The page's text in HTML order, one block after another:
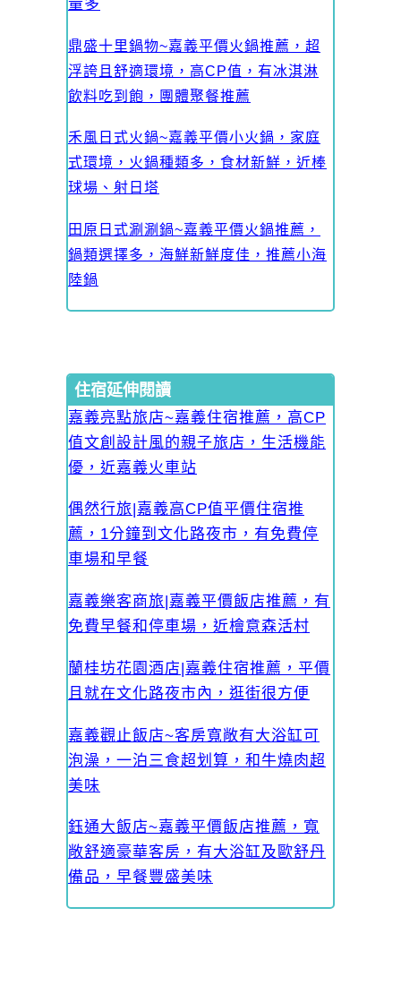
量多
鼎盛十里鍋物~嘉義平價火鍋推薦，超
浮誇且舒適環境，高CP值，有冰淇淋
飲料吃到飽，團體聚餐推薦
禾風日式火鍋~嘉義平價小火鍋，家庭
式環境，火鍋種類多，食材新鮮，近棒
球場、射日塔
田原日式涮涮鍋~嘉義平價火鍋推薦，
鍋類選擇多，海鮮新鮮度佳，推薦小海
陸鍋
住宿延伸閱讀
嘉義亮點旅店~嘉義住宿推薦，高CP
值文創設計風的親子旅店，生活機能
優，近嘉義火車站
偶然行旅|嘉義高CP值平價住宿推
薦，1分鐘到文化路夜市，有免費停
車場和早餐
嘉義樂客商旅|嘉義平價飯店推薦，有
免費早餐和停車場，近檜意森活村
蘭桂坊花園酒店|嘉義住宿推薦，平價
且就在文化路夜市內，逛街很方便
嘉義觀止飯店~客房寬敞有大浴缸可
泡澡，一泊三食超划算，和牛燒肉超
美味
鈺通大飯店~嘉義平價飯店推薦，寬
敞舒適豪華客房，有大浴缸及歐舒丹
備品，早餐豐盛美味